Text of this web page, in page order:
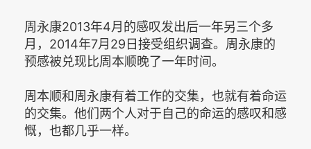
周永康2013年4月的感叹发出后一年另三个多
月，2014年7月29日接受组织调查。周永康的
预感被兑现比周本顺晚了一年时间。
周本顺和周永康有着工作的交集，也就有着命运
的交集。他们两个人对于自己的命运的感叹和感
慨，也都几乎一样。